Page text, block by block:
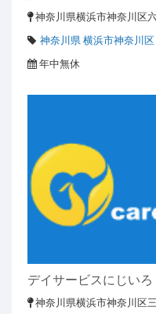
神奈川県横浜市神奈川区
神奈川県 横浜市神奈川区
年中無休
デイサービスにじい
神奈川県横浜市神奈川区